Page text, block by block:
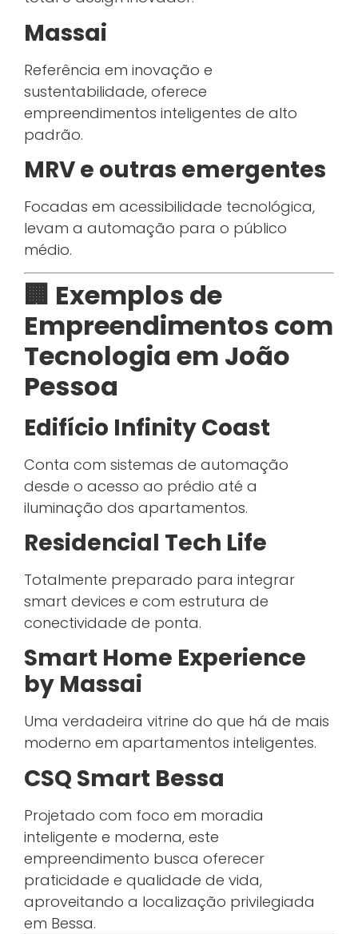
Massai
Referência em inovação e
sustentabilidade, oferece
empreendimentos inteligentes de alto
padrão.
MRV e outras emergentes
Focadas em acessibilidade tecnológica,
levam a automação para o público
médio.
🏢 Exemplos de
Empreendimentos com
Tecnologia em João
Pessoa
Edifício Infinity Coast
Conta com sistemas de automação
desde o acesso ao prédio até a
iluminação dos apartamentos.
Residencial Tech Life
Totalmente preparado para integrar
smart devices e com estrutura de
conectividade de ponta.
Smart Home Experience
by Massai
Uma verdadeira vitrine do que há de mais
moderno em apartamentos inteligentes.
CSQ Smart Bessa
Projetado com foco em moradia
inteligente e moderna, este
empreendimento busca oferecer
praticidade e qualidade de vida,
aproveitando a localização privilegiada
em Bessa.